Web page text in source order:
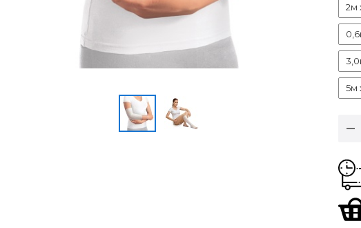
2м
5м